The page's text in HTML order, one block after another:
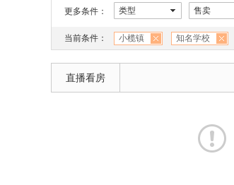
更多条件： 类型 售卖
当前条件： 小榄镇 知名学校
直播看房